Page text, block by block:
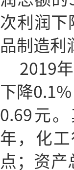
次利润下
品制造利
2019
下降
0.69元
年，化
点；资